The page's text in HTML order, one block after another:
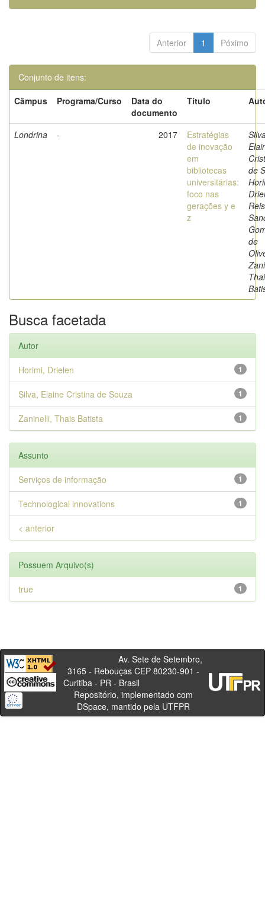
Anterior 1 Póximo
Conjunto de itens:
Câmpus
Programa/Curso
Data do
documento
Título
Londrina - 2017
Estratégias
de inovação
em
bibliotecas
universitárias:
foco nas
gerações y e
z
de
de
Busca facetada
Autor
1
Horimi, Drielen
1
Silva, Elaine Cristina de Souza
1
Zaninelli, Thais Batista
Assunto
1
Serviços de informação
1
Technological innovations
< anterior
Possuem Arquivo(s)
1
true
Av. Sete de Setembro,
3165 - Rebouças CEP 80230-901 -
Curitiba - PR - Brasil
Repositório, implementado com
DSpace, mantido pela UTFPR